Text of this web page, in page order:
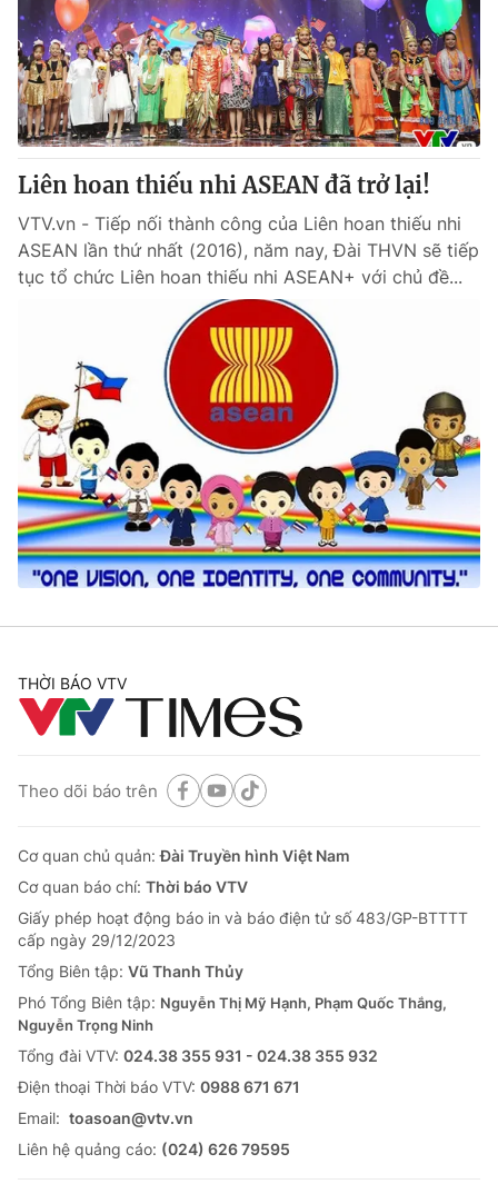
Liên hoan thiếu nhi ASEAN đã trở lại!
VTV.vn - Tiếp nối thành công của Liên hoan thiếu nhi
ASEAN lần thứ nhất (2016), năm nay, Đài THVN sẽ tiếp
tục tổ chức Liên hoan thiếu nhi ASEAN+ với chủ đề...
THỜI BÁO VTV
Theo dõi báo trên
Cơ quan chủ quản:Đài Truyền hình Việt Nam
Cơ quan báo chí: Thời báo VTV
Giấy phép hoạt động báo in và báo điện tử số 483/GP-BTTTT
cấp ngày 29/12/2023
Tổng Biên tập: Vũ Thanh Thủy
Phó Tổng Biên tập: Nguyễn Thị Mỹ Hạnh, Phạm Quốc Thắng,
Nguyễn Trọng Ninh
Tổng đài VTV: 024.38 355 931 - 024.38 355 932
Ðiện thoại Thời báo VTV: 0988 671 671
Email: toasoan@vtv.vn
Liên hệ quảng cáo: (024) 626 79595